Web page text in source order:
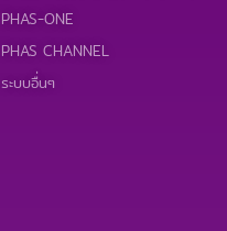
PHAS-ONE
PHAS CHANNEL
ระบบอื่นๆ